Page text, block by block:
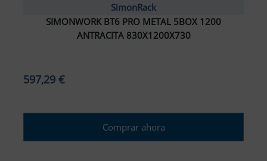
SimonRack
SIMONWORK BT6 PRO METAL 5BOX 1200
ANTRACITA 830X1200X730
597,29 €
Comprar ahora